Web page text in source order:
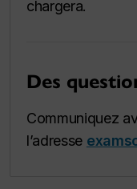
chargera.
Des
Communiquez
l’adresse